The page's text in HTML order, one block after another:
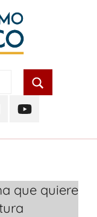
Youtube
que quiere